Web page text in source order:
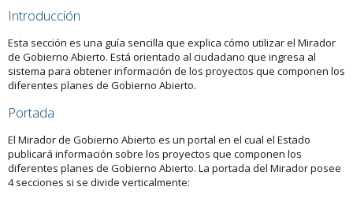
Introducción
Esta sección es una guía sencilla que explica cómo utilizar el Mirador
de Gobierno Abierto. Está orientado al ciudadano que ingresa al
sistema para obtener información de los proyectos que componen los
diferentes planes de Gobierno Abierto.
Portada
El Mirador de Gobierno Abierto es un portal en el cual el Estado
publicará información sobre los proyectos que componen los
diferentes planes de Gobierno Abierto. La portada del Mirador posee
4 secciones si se divide verticalmente: